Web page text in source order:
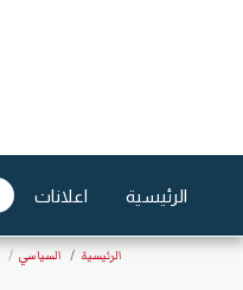
الرئيسية اعلانات
الرئيسية السياسي